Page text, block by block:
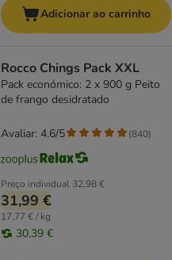
Adicionar ao carrinho
Rocco Chings Pack XXL
Pack económico: 2 x 900 g Peito
de frango desidratado
Preço individual 32,98 €
31,99 €
17,77 € / kg
30,39 €
Avaliar: 4.6/5 (840)